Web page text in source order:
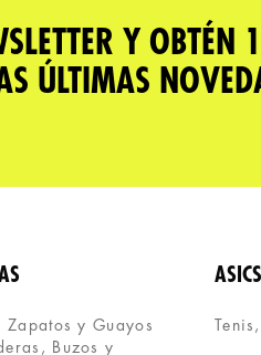
Y OBTÉN
ÚLTIMAS
Zapatos y Guayos
Buzos y
ASICS